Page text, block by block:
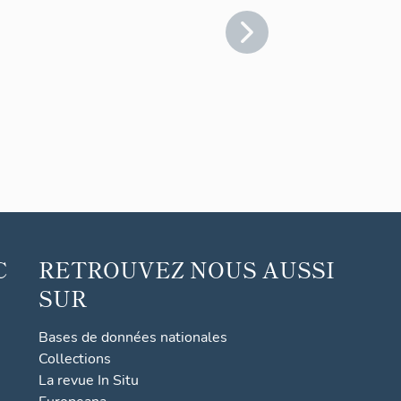
RETROUVEZ NOUS AUSSI
SUR
Bases de données nationales
Collections
La revue In Situ